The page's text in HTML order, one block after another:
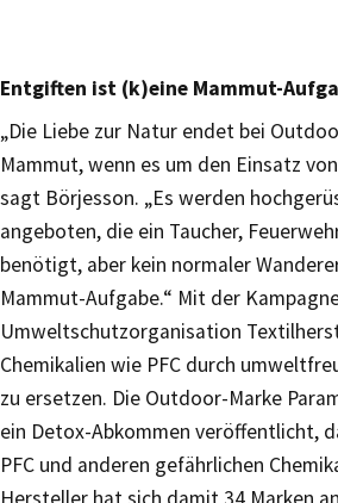
Entgiften ist (k)eine Mammut-
„Die Liebe zur Natur endet bei
Mammut, wenn es um den Einsatz
sagt Börjesson. „Es werden
angeboten, die ein Taucher,
benötigt, aber kein normaler
Mammut-Aufgabe.“ Mit der
Umweltschutzorganisation
Chemikalien wie PFC durch
zu ersetzen. Die Outdoor-Marke
ein Detox-Abkommen veröffentlicht,
PFC und anderen gefährlichen